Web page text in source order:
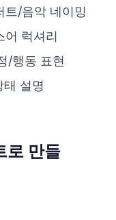
트/음악 네이밍
어 럭셔리
/행동 표현
설명
로 만들